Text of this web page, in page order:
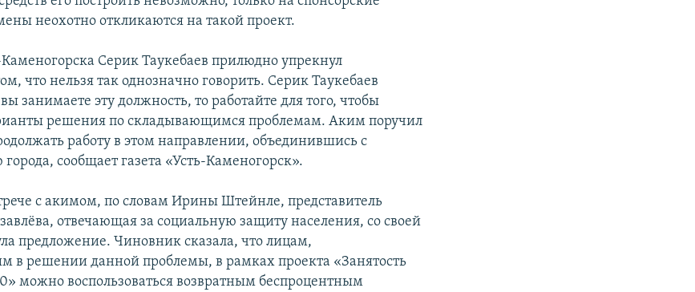
неохотно откликаются на такой проект.
Серик Таукебаев прилюдно упрекнул
что нельзя так однозначно говорить. Серик Таукебаев
занимаете эту должность, то работайте для того, чтобы
решения по складывающимся проблемам. Аким поручил
работу в этом направлении, объединившись с
сообщает газета «Усть-Каменогорск».
с акимом, по словам Ирины Штейнле, представитель
отвечающая за социальную защиту населения, со своей
предложение. Чиновник сказала, что лицам,
в решении данной проблемы, в рамках проекта «Занятость
можно воспользоваться возвратным беспроцентным